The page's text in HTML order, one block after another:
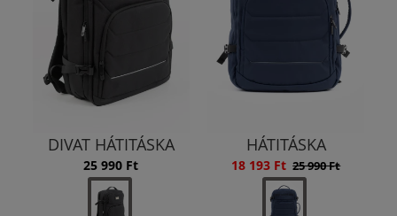
DIVAT HÁTITÁSKA
25 990 Ft
HÁTITÁSKA
18 193 Ft 25 990 Ft